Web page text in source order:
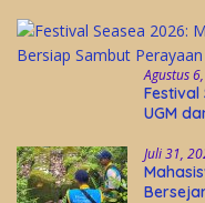
Agustus
Festival
UGM
Juli 31,